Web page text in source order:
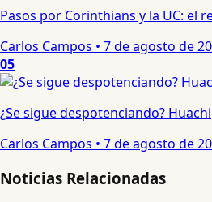
Pasos por Corinthians y la UC: el
Carlos Campos • 7 de agosto de
05
¿Se sigue despotenciando?
Carlos Campos • 7 de agosto de
Noticias Relacionadas